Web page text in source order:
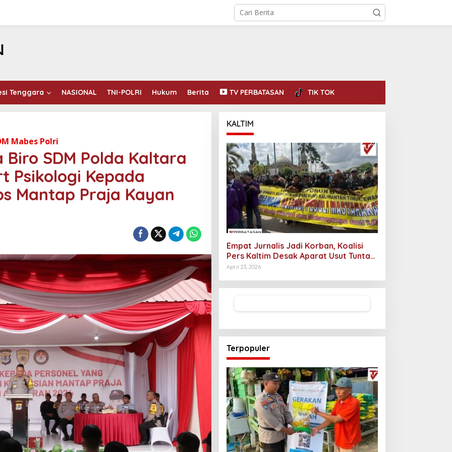
Tenggara NASIONAL TNI-POLRI Hukum Berita TV PERBATASAN TIK TOK
Mabes Polri
Biro SDM Polda Kaltara
Psikologi Kepada
Mantap Praja Kayan
KALTIM
Empat Jurnalis Jadi Korban, Koalisi
Pers Kaltim Desak Aparat Usut Tuntas
Pelaku Intimidasi
April 23, 2026
Terpopuler